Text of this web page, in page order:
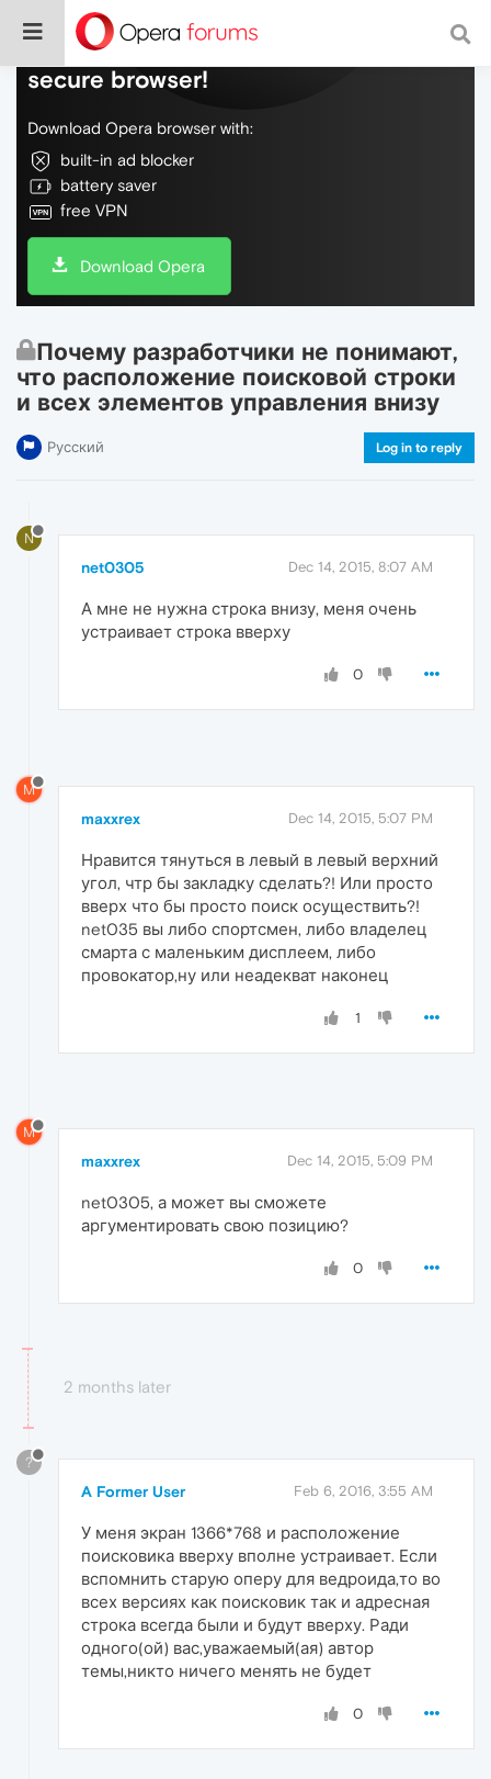
Do more on the web, with a fast and
secure browser!
Download Opera browser with:
built-in ad blocker
battery saver
free VPN
Download Opera
Почему разработчики не понимают,
что расположение поисковой строки
и всех элементов управления внизу
Русский Log in to reply
N
net0305 Dec 14, 2015, 8:07 AM
А мне не нужна строка внизу, меня очень
устраивает строка вверху
0
M
maxxrex Dec 14, 2015, 5:07 PM
Нравится тянуться в левый в левый верхний
угол, чтр бы закладку сделать?! Или просто
вверх что бы просто поиск осуществить?!
net035 вы либо спортсмен, либо владелец
смарта с маленьким дисплеем, либо
провокатор,ну или неадекват наконец
1
M
maxxrex Dec 14, 2015, 5:09 PM
net0305, а может вы сможете
аргументировать свою позицию?
0
2 months later
?
A Former User Feb 6, 2016, 3:55 AM
У меня экран 1366*768 и расположение
поисковика вверху вполне устраивает. Если
вспомнить старую оперу для ведроида,то во
всех версиях как поисковик так и адресная
строка всегда были и будут вверху. Ради
одного(ой) вас,уважаемый(ая) автор
темы,никто ничего менять не будет
0